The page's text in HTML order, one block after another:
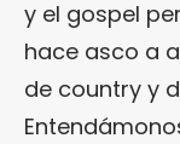
y el gospel
hace asco a
de country y